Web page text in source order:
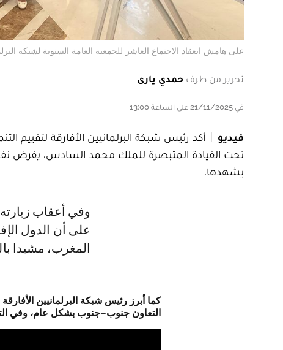
على هامش انعقاد الاجتماع العاشر للجمعية العامة السنوية لشبكة
تحرير من طرف حمدي يارى
في 21/11/2025 على الساعة 13:00
فيديو
تحت القيادة المتبصرة للملك محمد السادس، يفرض
يشهدها.
وفي أعقاب زيارته لأوراش ذات طابع سوسيو اقتصادي وتربوي، شدد أدوماهو
على أن الدول
المغرب، مشيدا
كما أبرز رئيس شبكة البرلمانيين
التعاون جنوب–جنوب بشكل عام، وفي